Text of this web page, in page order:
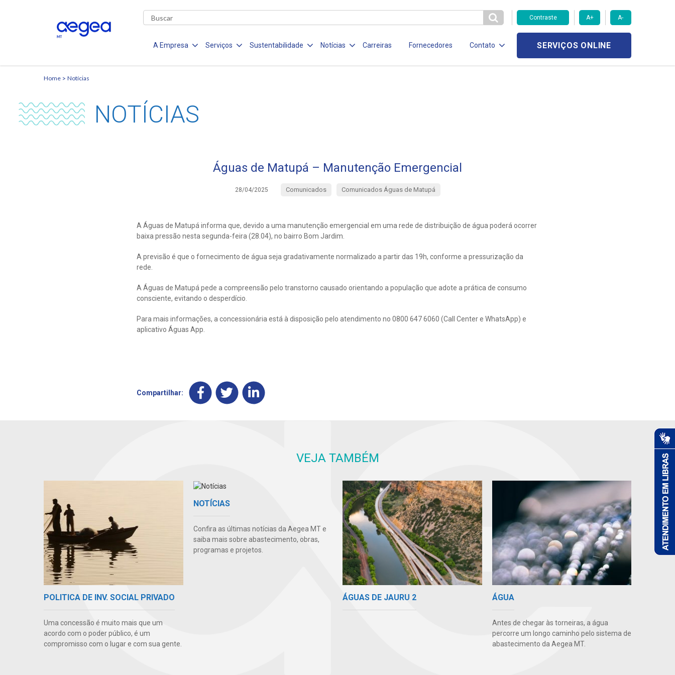
Contraste A+ A-
A Empresa Serviços Sustentabilidade Notícias Carreiras Fornecedores Contato SERVIÇOS ONLINE
Home Notícias
NOTÍCIAS
Águas de Matupá – Manutenção Emergencial
28/04/2025 Comunicados Comunicados Águas de Matupá
A Águas de Matupá informa que, devido a uma manutenção emergencial em uma rede de distribuição de água poderá ocorrer
baixa pressão nesta segunda-feira (28.04), no bairro Bom Jardim.
A previsão é que o fornecimento de água seja gradativamente normalizado a partir das 19h, conforme a pressurização da
rede.
A Águas de Matupá pede a compreensão pelo transtorno causado orientando a população que adote a prática de consumo
consciente, evitando o desperdício.
Para mais informações, a concessionária está à disposição pelo atendimento no 0800 647 6060 (Call Center e WhatsApp) e
aplicativo Águas App.
Compartilhar:
VEJA TAMBÉM
POLITICA DE INV. SOCIAL PRIVADO
Uma concessão é muito mais que um
acordo com o poder público, é um
compromisso com o lugar e com sua gente.
NOTÍCIAS
Confira as últimas notícias da Aegea MT e
saiba mais sobre abastecimento, obras,
programas e projetos.
ÁGUAS DE JAURU 2 ÁGUA
Antes de chegar às torneiras, a água
percorre um longo caminho pelo sistema de
abastecimento da Aegea MT.